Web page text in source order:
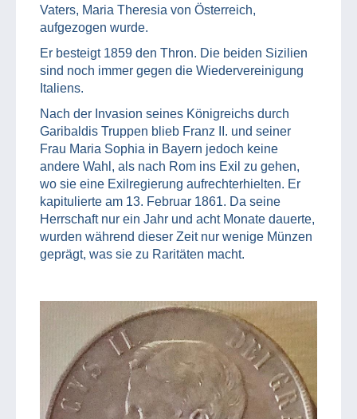
Vaters, Maria Theresia von Österreich,
aufgezogen wurde.
Er besteigt 1859 den Thron. Die beiden Sizilien
sind noch immer gegen die Wiedervereinigung
Italiens.
Nach der Invasion seines Königreichs durch
Garibaldis Truppen blieb Franz II. und seiner
Frau Maria Sophia in Bayern jedoch keine
andere Wahl, als nach Rom ins Exil zu gehen,
wo sie eine Exilregierung aufrechterhielten. Er
kapitulierte am 13. Februar 1861. Da seine
Herrschaft nur ein Jahr und acht Monate dauerte,
wurden während dieser Zeit nur wenige Münzen
geprägt, was sie zu Raritäten macht.